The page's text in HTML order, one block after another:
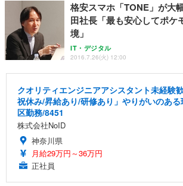
格安スマホ「TONE」が大
田社長「最も安心してポケ
境」
IT・デジタル
2016.7.26(火) 12:00
クオリティエンジニアアシスタント未経験
祝休み/昇給あり/研修あり」やりがいのあ
区勤務/8451
株式会社NoID
神奈川県
月給29万円～36万円
正社員